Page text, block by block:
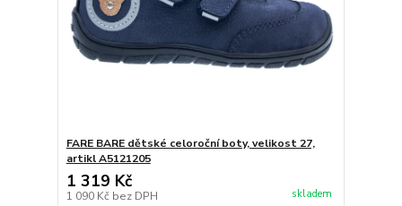
FARE BARE dětské celoroční boty, velikost 27,
artikl A5121205
1 319 Kč
1 090 Kč bez DPH skladem